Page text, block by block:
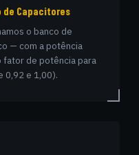
de Capacitores
o banco de
— com a potência
fator de potência para
0,92 e 1,00).